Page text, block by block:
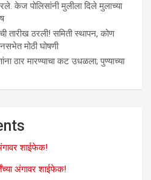
केज पोलिसांनी मुलीला दिले मुलाच्या
तारीख ठरली! समिती स्थापन, कोण
मोठी घोषणी
ठार मारण्‍याचा कट उधळला; पुण्‍याच्‍या
शाईफेक!
अंगावर शाईफेक!